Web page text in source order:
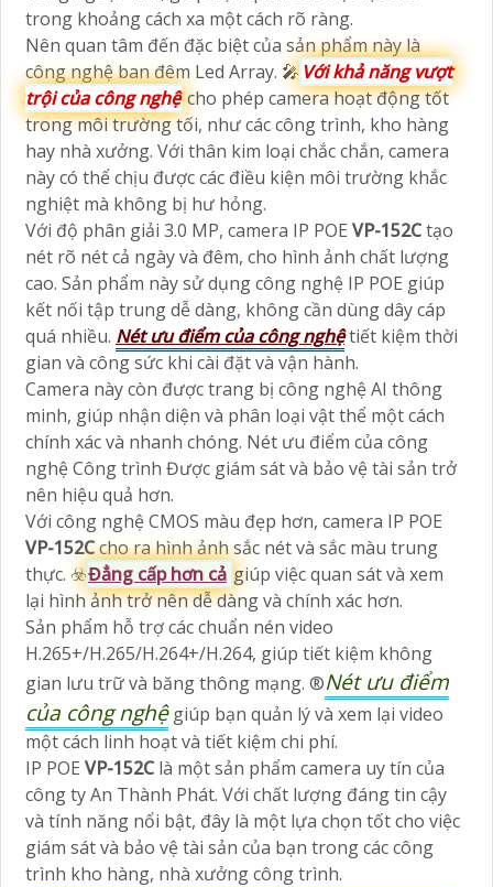
trong khoảng cách xa một cách rõ ràng.
Nên quan tâm đến đặc biệt của sản phẩm này là
công nghệ ban đêm Led Array. 🎤 Với khả năng vượt
trội của công nghệ cho phép camera hoạt động tốt
trong môi trường tối, như các công trình, kho hàng
hay nhà xưởng. Với thân kim loại chắc chắn, camera
này có thể chịu được các điều kiện môi trường khắc
nghiệt mà không bị hư hỏng.
Với độ phân giải 3.0 MP, camera IP POE VP-152Ctạo
nét rõ nét cả ngày và đêm, cho hình ảnh chất lượng
cao. Sản phẩm này sử dụng công nghệ IP POE giúp
kết nối tập trung dễ dàng, không cần dùng dây cáp
quá nhiều. Nét ưu điểm của công nghệtiết kiệm thời
gian và công sức khi cài đặt và vận hành.
Camera này còn được trang bị công nghệ AI thông
minh, giúp nhận diện và phân loại vật thể một cách
chính xác và nhanh chóng. Nét ưu điểm của công
nghệ Công trình Được giám sát và bảo vệ tài sản trở
nên hiệu quả hơn.
Với công nghệ CMOS màu đẹp hơn, camera IP POE
VP-152Ccho ra hình ảnh sắc nét và sắc màu trung
thực. ☣️Đẳng cấp hơn cả giúp việc quan sát và xem
lại hình ảnh trở nên dễ dàng và chính xác hơn.
Sản phẩm hỗ trợ các chuẩn nén video
H.265+/H.265/H.264+/H.264, giúp tiết kiệm không
gian lưu trữ và băng thông mạng. ®️Nét ưu điểm
của công nghệgiúp bạn quản lý và xem lại video
một cách linh hoạt và tiết kiệm chi phí.
IP POE VP-152C là một sản phẩm camera uy tín của
công ty An Thành Phát. Với chất lượng đáng tin cậy
và tính năng nổi bật, đây là một lựa chọn tốt cho việc
giám sát và bảo vệ tài sản của bạn trong các công
trình kho hàng, nhà xưởng công trình.